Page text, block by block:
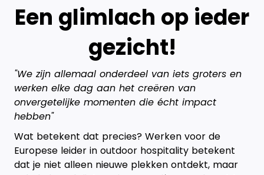
Een glimlach op ieder
gezicht!
"We zijn allemaal onderdeel van iets groters en
werken elke dag aan het creëren van
onvergetelijke momenten die écht impact
hebben"
Wat betekent dat precies? Werken voor de
Europese leider in outdoor hospitality betekent
dat je niet alleen nieuwe plekken ontdekt, maar